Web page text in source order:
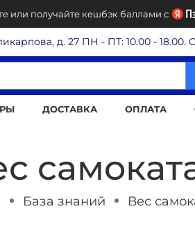
или получайте кешбэк баллами с
д. 27 ПН - ПТ: 10.00 - 18.00.
ДОСТАВКА ОПЛАТА
База знаний Вес